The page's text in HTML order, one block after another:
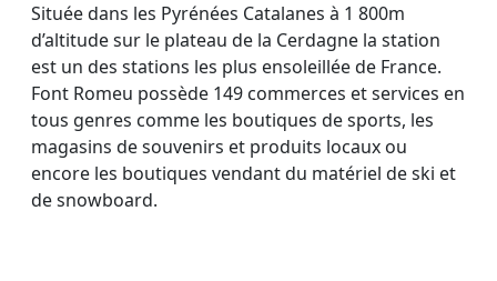
Située dans les Pyrénées Catalanes à 1 800m
d’altitude sur le plateau de la Cerdagne la station
est un des stations les plus ensoleillée de France.
Font Romeu possède 149 commerces et services en
tous genres comme les boutiques de sports, les
magasins de souvenirs et produits locaux ou
encore les boutiques vendant du matériel de ski et
de snowboard.